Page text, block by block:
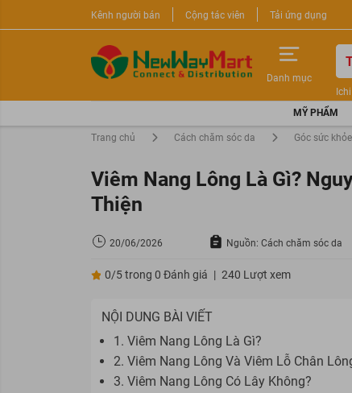
Kênh người bán Cộng tác viên Tải ứng dụng
Danh mục
Ichi
MỸ PHẨM
Trang chủ Cách chăm sóc da Góc sức khỏe
Viêm Nang Lông Là Gì?
Thiện
20/06/2026 Nguồn: Cách chăm sóc da
0/5 trong 0 Đánh giá | 240 Lượt xem
NỘI DUNG BÀI VIẾT
1. Viêm Nang Lông Là Gì?
2. Viêm Nang Lông Và Viêm Lỗ Chân
3. Viêm Nang Lông Có Lây Không?